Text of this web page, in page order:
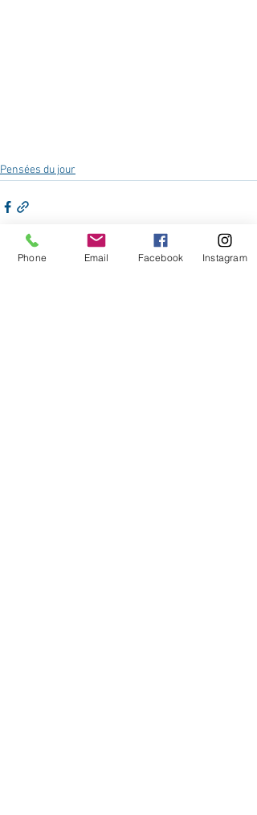
Pensées du jour
Phone Email Facebook Instagram